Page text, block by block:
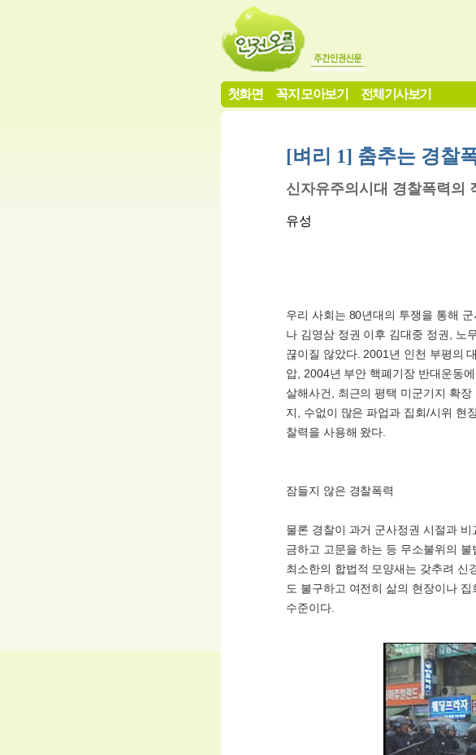
첫화면 꼭지 모아보기 전체기사보기
[벼리 1] 춤추는 경찰
신자유주의시대 경찰폭력의
유성
우리 사회는 80년대의 투쟁을 통해
나 김영삼 정권 이후 김대중 정권, 노
끊이질 않았다. 2001년 인천 부평의
압, 2004년 부안 핵폐기장 반대운동
살해사건, 최근의 평택 미군기지 확
지, 수없이 많은 파업과 집회/시위 현
찰력을 사용해 왔다.
잠들지 않은 경찰폭력
물론 경찰이 과거 군사정권 시절과
금하고 고문을 하는 등 무소불위의
최소한의 합법적 모양새는 갖추려 신
도 불구하고 여전히 삶의 현장이나
수준이다.